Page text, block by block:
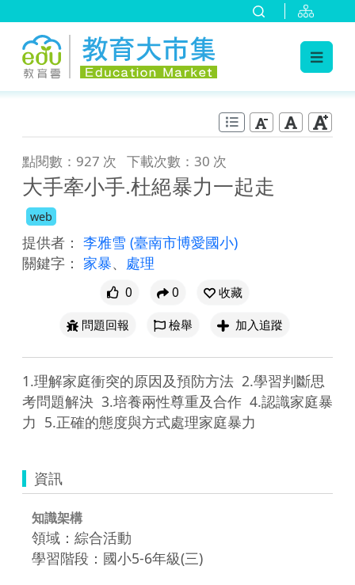
點閱數：927 次 下載次數：30 次
大手牽小手.杜絕暴力一起走
web
提供者： 李雅雪 (臺南市博愛國小)
關鍵字： 家暴、 處理
0 0
收藏
問題回報
檢舉 加入追蹤
1.理解家庭衝突的原因及預防方法  2.學習判斷思
考問題解決  3.培養兩性尊重及合作  4.認識家庭暴
力  5.正確的態度與方式處理家庭暴力
資訊
知識架構
領域：綜合活動
學習階段：國小5-6年級(三)